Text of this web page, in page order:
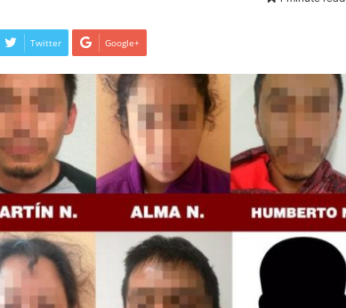
Twitter Google+